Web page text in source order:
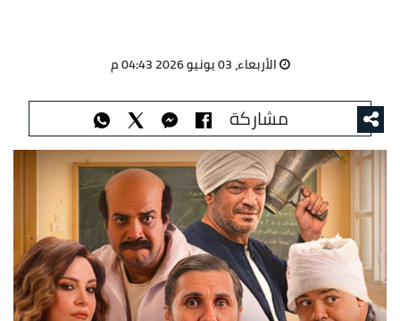
الأربعاء، 03 يونيو 2026 04:43 م
مشاركة